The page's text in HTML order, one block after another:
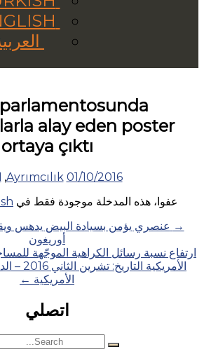
alay eden poster
ortaya çıktı
01/10/2016
Ayrımcılık
,
عفوا، هذه المدخلة موجودة فقط في
Posts
navigation
→ عنصري يؤمن بسيادة البيض يدهس
أوريغون
ارتفاع نسبة رسائل الكراهية الموجّهة
الأمريكية
الأمريكية ←
اتصلي
Search
for: